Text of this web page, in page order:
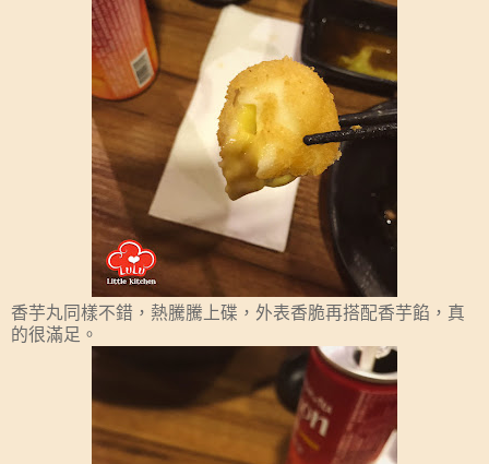
香芋丸同樣不錯，熱騰騰上碟，外表香脆再搭配香芋餡，真
的很滿足。